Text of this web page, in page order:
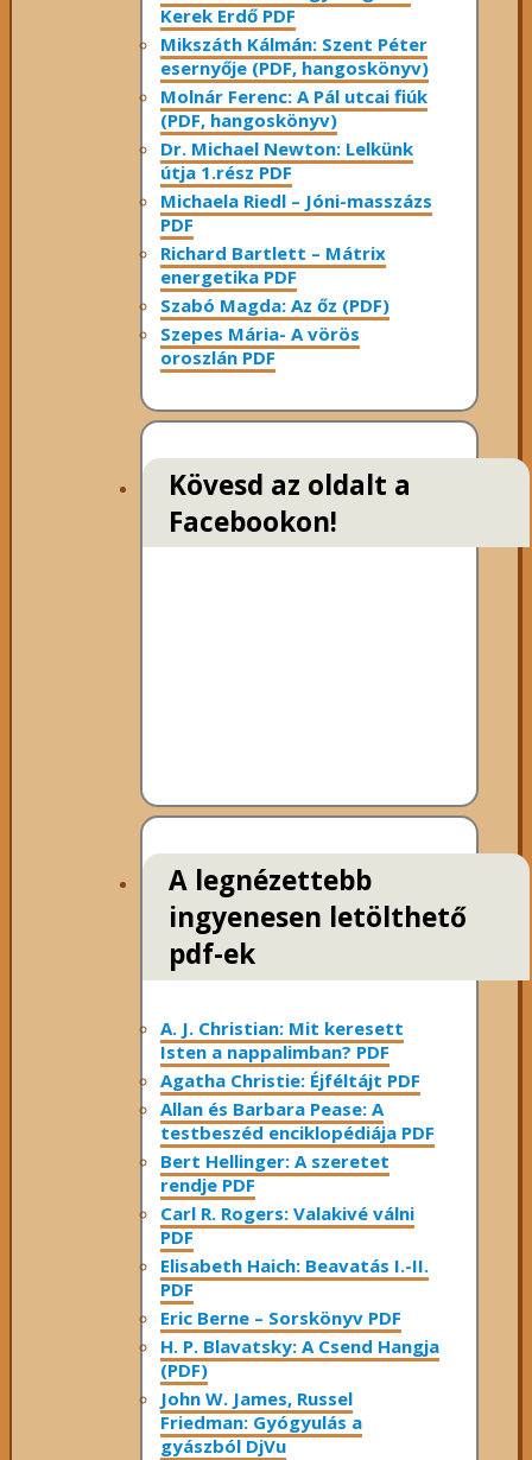
Kerek Erdő PDF
Mikszáth Kálmán: Szent Péter
esernyője (PDF, hangoskönyv)
Molnár Ferenc: A Pál utcai fiúk
(PDF, hangoskönyv)
Dr. Michael Newton: Lelkünk
útja 1.rész PDF
Michaela Riedl – Jóni-masszázs
PDF
Richard Bartlett – Mátrix
energetika PDF
Szabó Magda: Az őz (PDF)
Szepes Mária- A vörös
oroszlán PDF
Kövesd az oldalt a
Facebookon!
A legnézettebb
ingyenesen letölthető
pdf-ek
A. J. Christian: Mit keresett
Isten a nappalimban? PDF
Agatha Christie: Éjféltájt PDF
Allan és Barbara Pease: A
testbeszéd enciklopédiája PDF
Bert Hellinger: A ​szeretet
rendje PDF
Carl R. Rogers: Valakivé válni
PDF
Elisabeth Haich: Beavatás I.-II.
PDF
Eric Berne – Sorskönyv PDF
H. P. Blavatsky: A Csend Hangja
(PDF)
John W. James, Russel
Friedman: Gyógyulás a
gyászból DjVu